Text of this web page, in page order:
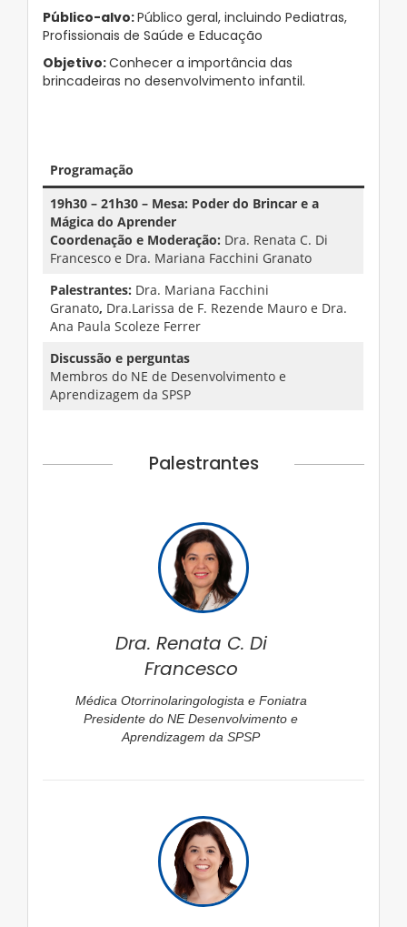
Público-alvo:Público geral, incluindo Pediatras,
Profissionais de Saúde e Educação
Objetivo:Conhecer a importância das
brincadeiras no desenvolvimento infantil.
Programação
19h30 – 21h30 – Mesa: Poder do Brincar e a
Mágica do Aprender
Coordenação e Moderação: Dra. Renata C. Di
Francesco e Dra. Mariana Facchini Granato
Palestrantes: Dra. Mariana Facchini
Granato, Dra.Larissa de F. Rezende Mauro e Dra.
Ana Paula Scoleze Ferrer
Discussão e perguntas
Membros do NE de Desenvolvimento e
Aprendizagem da SPSP
Palestrantes
Dra. Renata C. Di
Francesco
Médica Otorrinolaringologista e Foniatra
Presidente do NE Desenvolvimento e
Aprendizagem da SPSP